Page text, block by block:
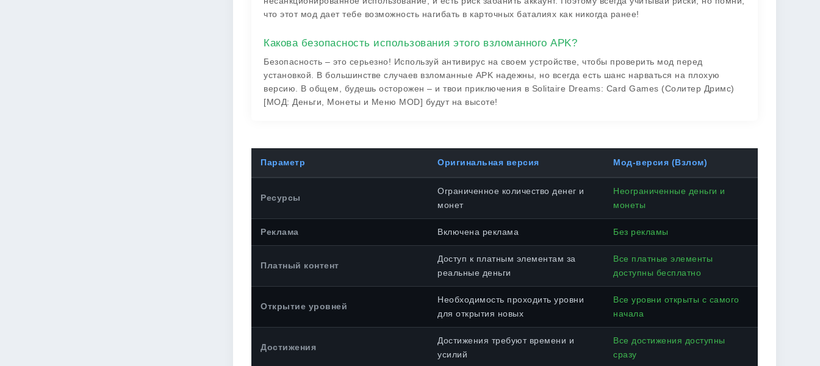
что этот мод дает тебе возможность нагибать в карточных баталиях как никогда ранее!
Какова безопасность использования этого взломанного APK?
Безопасность – это серьезно! Используй антивирус на своем устройстве, чтобы проверить мод перед
установкой. В большинстве случаев взломанные APK надежны, но всегда есть шанс нарваться на плохую
версию. В общем, будешь осторожен – и твои приключения в Solitaire Dreams: Card Games (Солитер Дримс)
[МОД: Деньги, Монеты и Меню MOD] будут на высоте!
Параметр Оригинальная версия Мод-версия (Взлом)
Ресурсы
Ограниченное количество денег и
монет
Неограниченные деньги и
монеты
Реклама Включена реклама Без рекламы
Платный контент
Доступ к платным элементам за
реальные деньги
Все платные элементы
доступны бесплатно
Открытие уровней
Необходимость проходить уровни
для открытия новых
Все уровни открыты с самого
начала
Достижения
Достижения требуют времени и
усилий
Все достижения доступны
сразу